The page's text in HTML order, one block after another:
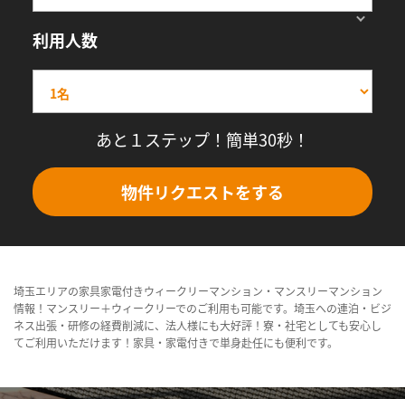
利用人数
あと１ステップ！簡単30秒！
物件リクエストをする
埼玉エリアの家具家電付きウィークリーマンション・マンスリーマンション
情報！マンスリー＋ウィークリーでのご利用も可能です。埼玉への連泊・ビジ
ネス出張・研修の経費削減に、法人様にも大好評！寮・社宅としても安心し
てご利用いただけます！家具・家電付きで単身赴任にも便利です。